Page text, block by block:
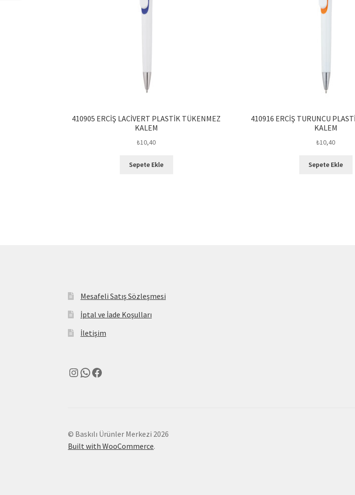
410905 ERCİŞ LACİVERT PLASTİK TÜKENMEZ
KALEM
₺10,40
Sepete Ekle
410916 ERCİŞ TURUNCU
KALEM
₺10,40
Sepete Ekle
Mesafeli Satış Sözleşmesi
İptal ve İade Koşulları
İletişim
Instagram
WhatsApp
Facebook
© Baskılı Ürünler Merkezi 2026
Built with WooCommerce.